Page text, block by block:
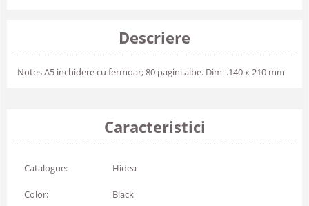
Descriere
Notes A5 inchidere cu fermoar; 80 pagini albe. Dim: .140 x 210 mm
Caracteristici
Catalogue: Hidea
Color: Black